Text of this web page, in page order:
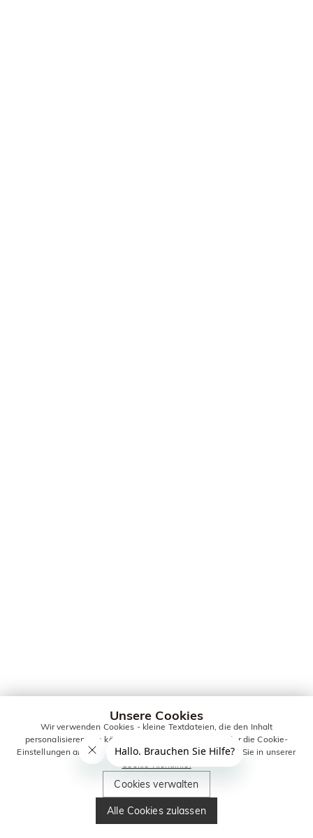
Unsere Cookies
Wir verwenden Cookies - kleine Textdateien, die den Inhalt
personalisieren. Sie können alle Cookies zulassen oder die Cookie-
Einstellungen anpassen. Weitere Informationen erhalten Sie in unserer
Cookie-Richtlinie.
Cookies verwalten
Alle Cookies zulassen